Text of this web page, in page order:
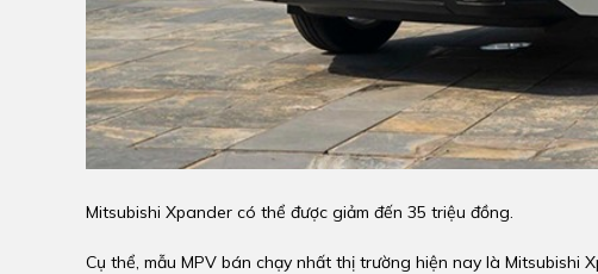
Mitsubishi Xpander có thể được giảm đến 35 triệu đồng.
Cụ thể, mẫu MPV bán chạy nhất thị trường hiện nay là